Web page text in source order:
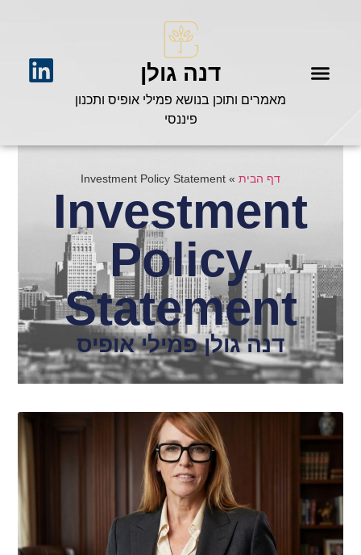
דנה גולן
מאמרים ותוכן בנושא פמילי אופיס ותכנון
פיננסי
דף הבית »
Investment Policy Statement
Investment
Policy
Statement
דנה גולן פמילי אופיס